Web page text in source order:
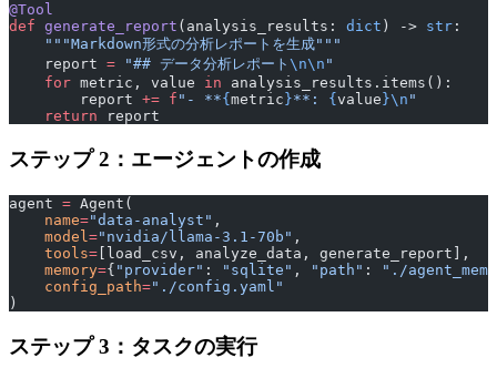
@Tool
def generate_report (analysis_results: dict ) -> str :
    """Markdown形式の分析レポートを生成"""
    report
= "## データ分析レポート \n\n "
    for
metric, value in analysis_results.items():
        report
+= f "- **{ metric }**: { value }\n "
    return
report
ステップ 2：エージェントの作成
agent = Agent(
    name
="data-analyst" ,
    model
="nvidia/llama-3.1-70b" ,
    tools
= [load_csv, analyze_data, generate_report],
    memory
={ "provider" : "sqlite" , "path" :
"./
    config_path
="./config.yaml"
)
ステップ 3：タスクの実行